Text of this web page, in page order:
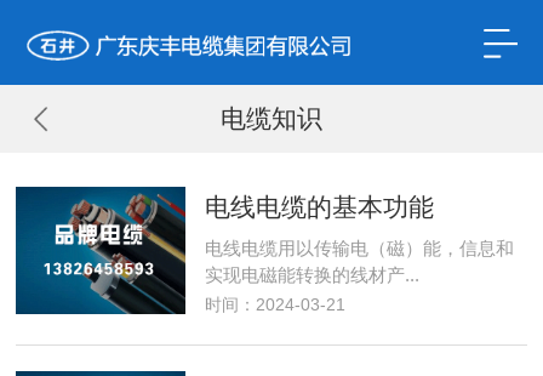
电缆知识
电线电缆的基本功能
电线电缆用以传输电（磁）能，信息和
实现电磁能转换的线材产...
时间：2024-03-21